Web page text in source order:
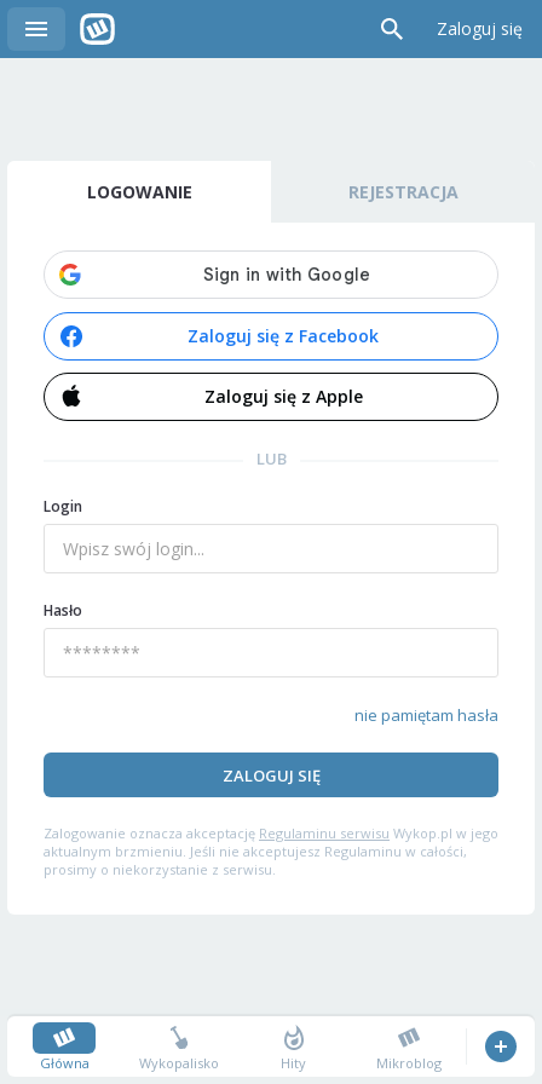
Zaloguj się
LOGOWANIE REJESTRACJA
Zaloguj się z Facebook
Zaloguj się z Apple
LUB
Login
Hasło
nie pamiętam hasła
ZALOGUJ SIĘ
Zalogowanie oznacza akceptację Regulaminu serwisu Wykop.pl w jego
aktualnym brzmieniu. Jeśli nie akceptujesz Regulaminu w całości,
prosimy o niekorzystanie z serwisu.
Główna Wykopalisko Hity Mikroblog